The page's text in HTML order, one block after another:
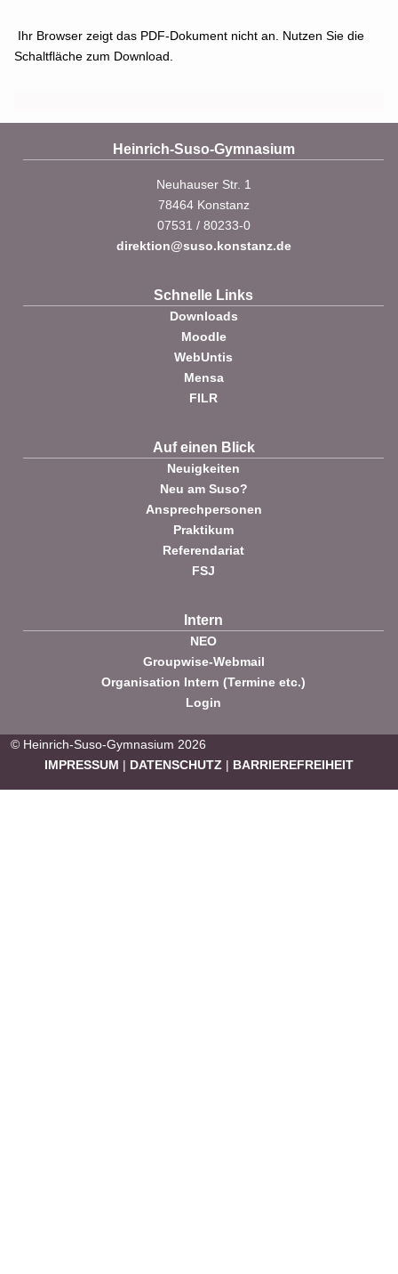
Ihr Browser zeigt das PDF-Dokument nicht an. Nutzen Sie die
Schaltfläche zum Download.
Heinrich-Suso-Gymnasium
Neuhauser Str. 1
78464 Konstanz
07531 / 80233-0
direktion@suso.konstanz.de
Schnelle Links
Downloads
Moodle
WebUntis
Mensa
FILR
Auf einen Blick
Neuigkeiten
Neu am Suso?
Ansprechpersonen
Praktikum
Referendariat
FSJ
Intern
NEO
Groupwise-Webmail
Organisation Intern (Termine etc.)
Login
© Heinrich-Suso-Gymnasium 2026
IMPRESSUM | DATENSCHUTZ | BARRIEREFREIHEIT